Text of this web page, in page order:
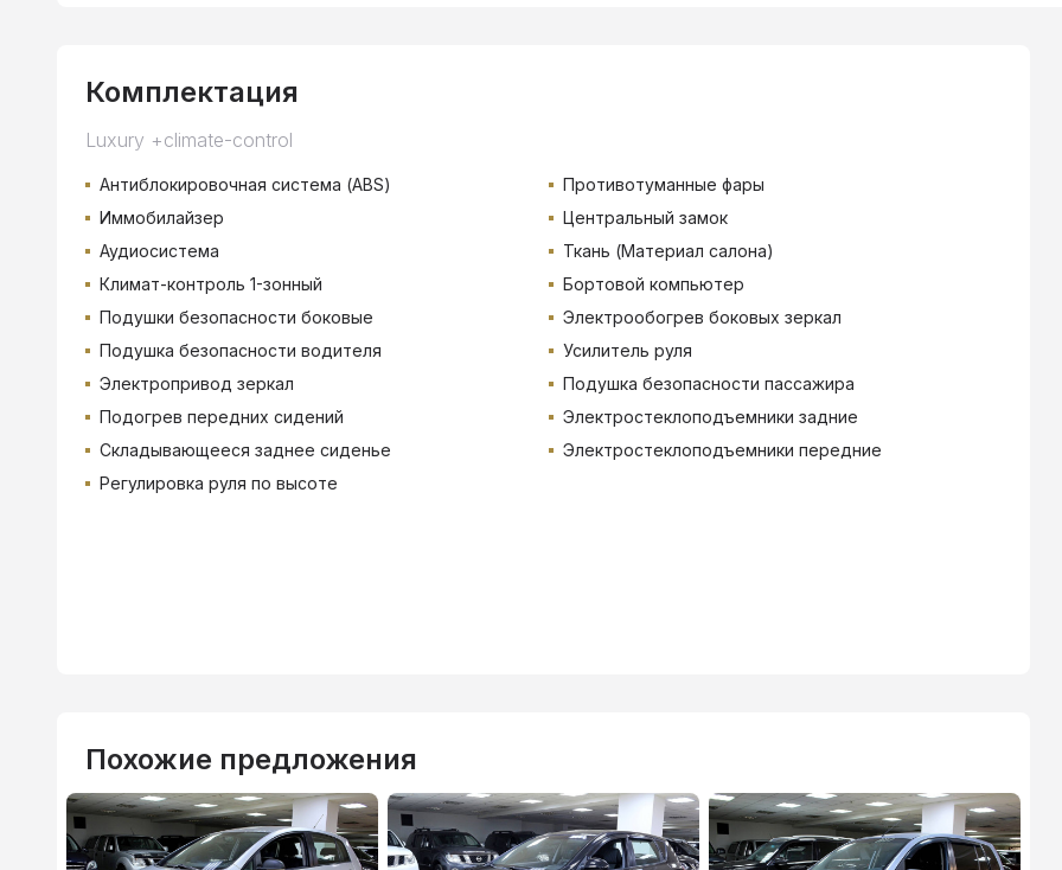
Комплектация
Luxury +climate-control
Антиблокировочная система (ABS)
Противотуманные фары
Иммобилайзер
Центральный замок
Аудиосистема
Ткань (Материал салона)
Климат-контроль 1-зонный
Бортовой компьютер
Подушки безопасности боковые
Электрообогрев боковых зеркал
Подушка безопасности водителя
Усилитель руля
Электропривод зеркал
Подушка безопасности пассажира
Подогрев передних сидений
Электростеклоподъемники задние
Складывающееся заднее сиденье
Электростеклоподъемники передние
Регулировка руля по высоте
Похожие предложения